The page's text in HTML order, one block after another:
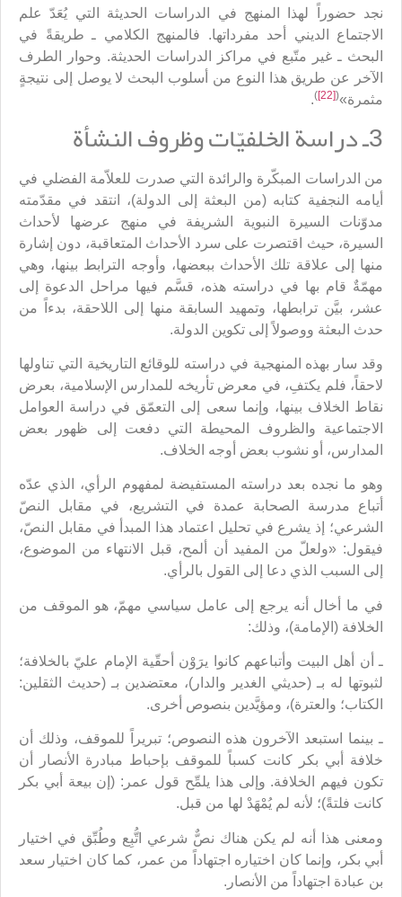
نجد حضوراً لهذا المنهج في الدراسات الحديثة التي يُعَدّ علم
الاجتماع الديني أحد مفرداتها. فالمنهج الكلامي ـ طريقةً في
البحث ـ غير متّبع في مراكز الدراسات الحديثة. وحوار الطرف
الآخر عن طريق هذا النوع من أسلوب البحث لا يوصل إلى نتيجةٍ
مثمرة»(
[22]
)
.
3ـ دراسة الخلفيّات وظروف النشأة
من الدراسات المبكّرة والرائدة التي صدرت للعلاّمة الفضلي في
أيامه النجفية كتابه (من البعثة إلى الدولة)، انتقد في مقدّمته
مدوّنات السيرة النبوية الشريفة في منهج عرضها لأحداث
السيرة، حيث اقتصرت على سرد الأحداث المتعاقبة، دون إشارة
منها إلى علاقة تلك الأحداث ببعضها، وأوجه الترابط بينها، وهي
مهمّةٌ قام بها في دراسته هذه، قسَّم فيها مراحل الدعوة إلى
عشر، بيَّن ترابطها، وتمهيد السابقة منها إلى اللاحقة، بدءاً من
حدث البعثة ووصولاً إلى تكوين الدولة.
وقد سار بهذه المنهجية في دراسته للوقائع التاريخية التي تناولها
لاحقاً، فلم يكتفِ، في معرض تأريخه للمدارس الإسلامية، بعرض
نقاط الخلاف بينها، وإنما سعى إلى التعمّق في دراسة العوامل
الاجتماعية والظروف المحيطة التي دفعت إلى ظهور بعض
المدارس، أو نشوب بعض أوجه الخلاف.
وهو ما نجده بعد دراسته المستفيضة لمفهوم الرأي، الذي عدّه
أتباع مدرسة الصحابة عمدة في التشريع، في مقابل النصّ
الشرعي؛ إذ يشرع في تحليل اعتماد هذا المبدأ في مقابل النصّ،
فيقول: «ولعلّ من المفيد أن ألمح، قبل الانتهاء من الموضوع،
إلى السبب الذي دعا إلى القول بالرأي.
في ما أخال أنه يرجع إلى عامل سياسي مهمّ، هو الموقف من
الخلافة (الإمامة)، وذلك:
ـ أن أهل البيت وأتباعهم كانوا يرَوْن أحقّية الإمام عليّ بالخلافة؛
لثبوتها له بـ (حديثي الغدير والدار)، معتضدين بـ (حديث الثقلين:
الكتاب؛ والعترة)، ومؤيَّدين بنصوص أخرى.
ـ بينما استبعد الآخرون هذه النصوص؛ تبريراً للموقف، وذلك أن
خلافة أبي بكر كانت كسباً للموقف بإحباط مبادرة الأنصار أن
تكون فيهم الخلافة. وإلى هذا يلمِّح قول عمر: (إن بيعة أبي بكر
كانت فلتةً)؛ لأنه لم يُمْهَدْ لها من قبل.
ومعنى هذا أنه لم يكن هناك نصٌّ شرعي اتُّبِع وطُبِّق في اختيار
أبي بكر، وإنما كان اختياره اجتهاداً من عمر، كما كان اختيار سعد
بن عبادة اجتهاداً من الأنصار.